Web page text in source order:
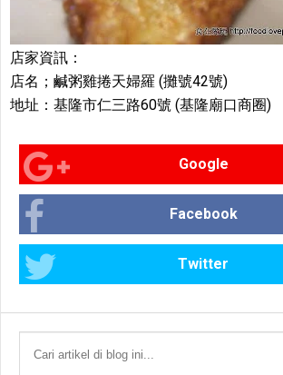
店家資訊：
店名；鹹粥雞捲天婦羅 (攤號42號)
地址：基隆市仁三路60號 (基隆廟口商圈)
Google
Facebook
Twitter